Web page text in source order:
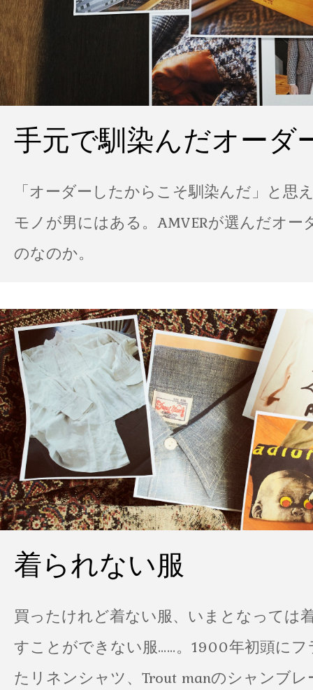
手元で馴染んだオーダ
「オーダーしたからこそ馴染んだ」と思
モノが男にはある。AMVERが選んだオー
のなのか。
着られない服
買ったけれど着ない服、いまとなっては
すことができない服……。1900年初頭に
たリネンシャツ、Trout manのシャンブ